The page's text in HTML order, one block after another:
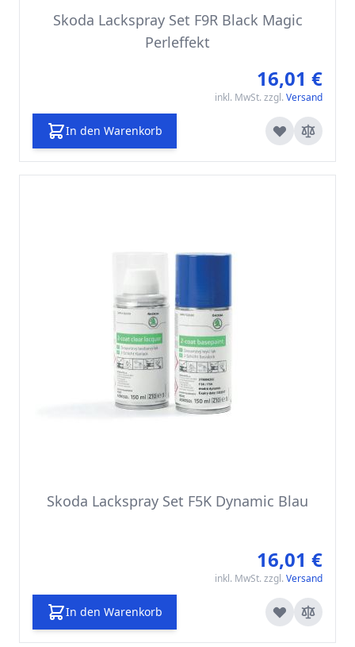
Skoda Lackspray Set F9R Black Magic
Perleffekt
16,01 €
inkl. MwSt. zzgl. Versand
In den Warenkorb
Skoda Lackspray Set F5K Dynamic Blau
16,01 €
inkl. MwSt. zzgl. Versand
In den Warenkorb